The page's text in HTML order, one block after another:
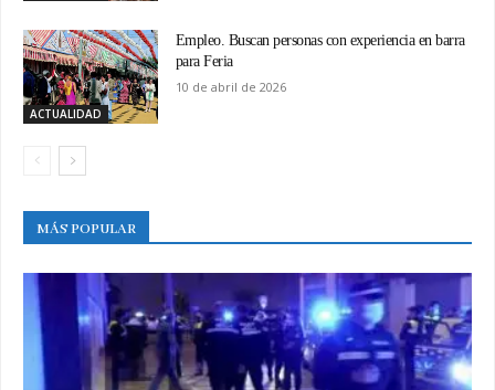
ACTUALIDAD
Empleo. Buscan personas con experiencia en barra
para Feria
10 de abril de 2026
MÁS POPULAR